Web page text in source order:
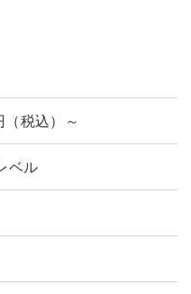
税込）～
ベル